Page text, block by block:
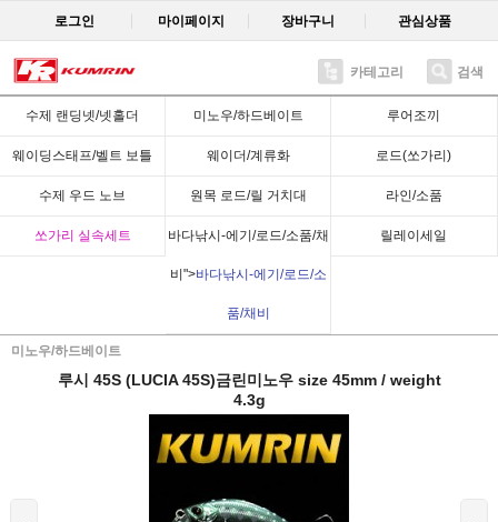
로그인 마이페이지 장바구니 관심상품
카테고리 검색
수제 랜딩넷/넷홀더 미노우/하드베이트 루어조끼
웨이딩스태프/벨트 보틀 웨이더/계류화 로드(쏘가리)
수제 우드 노브 원목 로드/릴 거치대 라인/소품
쏘가리 실속세트 바다낚시-에기/로드/소품/채
비">바다낚시-에기/로드/소
품/채비
릴레이세일
미노우/하드베이트
Recent
루시 45S (LUCIA 45S)금린미노우 size 45mm / weight
4.3g